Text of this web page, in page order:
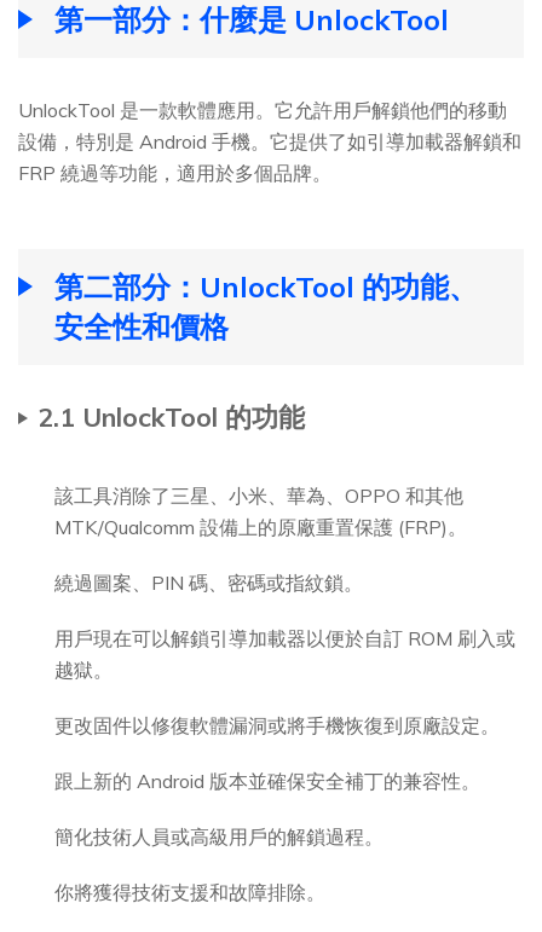
第一部分：什麼是 UnlockTool
UnlockTool 是一款軟體應用。它允許用戶解鎖他們的移動
設備，特別是 Android 手機。它提供了如引導加載器解鎖和
FRP 繞過等功能，適用於多個品牌。
第二部分：UnlockTool 的功能、
安全性和價格
2.1 UnlockTool 的功能
該工具消除了三星、小米、華為、OPPO 和其他
MTK/Qualcomm 設備上的原廠重置保護 (FRP)。
繞過圖案、PIN 碼、密碼或指紋鎖。
用戶現在可以解鎖引導加載器以便於自訂 ROM 刷入或
越獄。
更改固件以修復軟體漏洞或將手機恢復到原廠設定。
跟上新的 Android 版本並確保安全補丁的兼容性。
簡化技術人員或高級用戶的解鎖過程。
你將獲得技術支援和故障排除。